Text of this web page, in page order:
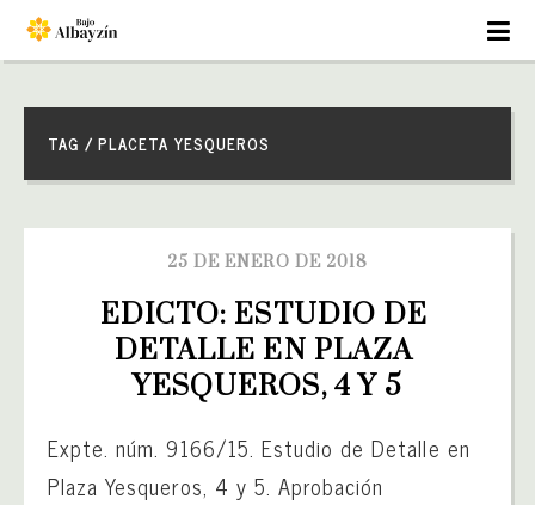
TAG / PLACETA YESQUEROS
25 DE ENERO DE 2018
EDICTO: ESTUDIO DE
DETALLE EN PLAZA
YESQUEROS, 4 Y 5
Expte. núm. 9166/15. Estudio de Detalle en
Plaza Yesqueros, 4 y 5. Aprobación